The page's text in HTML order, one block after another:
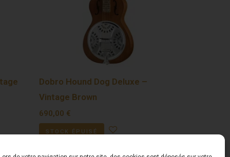
Dobro Hound Dog Deluxe –
Vintage Brown
690,00 €
STOCK ÉPUISÉ